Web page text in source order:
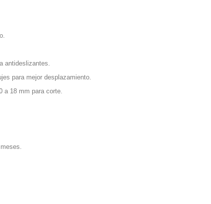
antideslizantes.
para mejor desplazamiento.
a 18 mm para corte.